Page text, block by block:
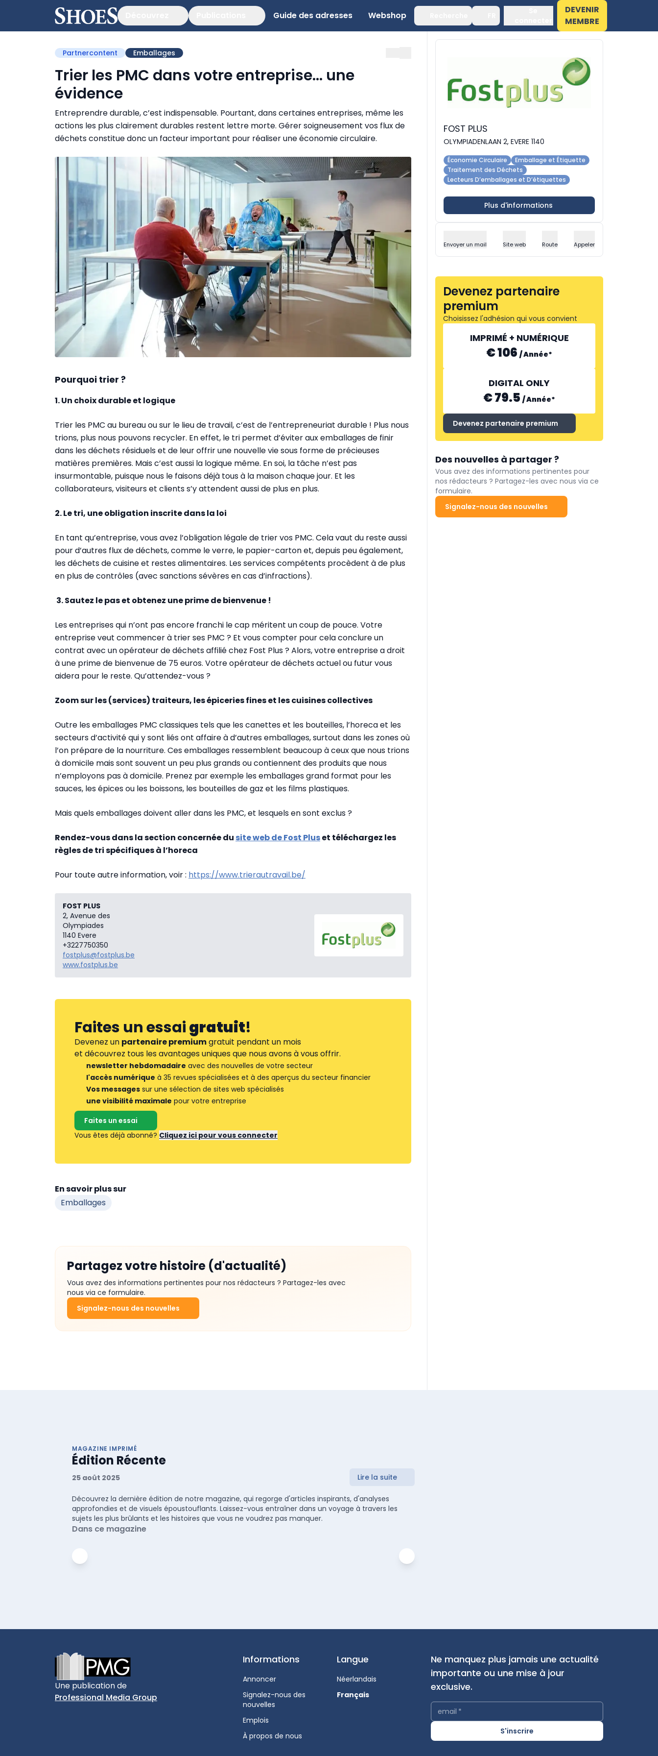
Guide des adresses Webshop
DEVENIR
MEMBRE
Partnercontent Emballages
Trier les PMC dans votre entreprise... une
évidence
Entreprendre durable, c’est indispensable. Pourtant, dans certaines entreprises, même les
actions les plus clairement durables restent lettre morte. Gérer soigneusement vos flux de
déchets constitue donc un facteur important pour réaliser une économie circulaire.
Pourquoi trier ?
1. Un choix durable et logique
Trier les PMC au bureau ou sur le lieu de travail, c’est de l’entrepreneuriat durable ! Plus nous
trions, plus nous pouvons recycler. En effet, le tri permet d’éviter aux emballages de finir
dans les déchets résiduels et de leur offrir une nouvelle vie sous forme de précieuses
matières premières. Mais c’est aussi la logique même. En soi, la tâche n’est pas
insurmontable, puisque nous le faisons déjà tous à la maison chaque jour. Et les
collaborateurs, visiteurs et clients s’y attendent aussi de plus en plus.
2. Le tri, une obligation inscrite dans la loi
En tant qu’entreprise, vous avez l’obligation légale de trier vos PMC. Cela vaut du reste aussi
pour d’autres flux de déchets, comme le verre, le papier-carton et, depuis peu également,
les déchets de cuisine et restes alimentaires. Les services compétents procèdent à de plus
en plus de contrôles (avec sanctions sévères en cas d’infractions).
3. Sautez le pas et obtenez une prime de bienvenue !
Les entreprises qui n’ont pas encore franchi le cap méritent un coup de pouce. Votre
entreprise veut commencer à trier ses PMC ? Et vous compter pour cela conclure un
contrat avec un opérateur de déchets affilié chez Fost Plus ? Alors, votre entreprise a droit
à une prime de bienvenue de 75 euros. Votre opérateur de déchets actuel ou futur vous
aidera pour le reste. Qu’attendez-vous ?
Zoom sur les (services) traiteurs, les épiceries fines et les cuisines collectives
Outre les emballages PMC classiques tels que les canettes et les bouteilles, l’horeca et les
secteurs d’activité qui y sont liés ont affaire à d’autres emballages, surtout dans les zones où
l’on prépare de la nourriture. Ces emballages ressemblent beaucoup à ceux que nous trions
à domicile mais sont souvent un peu plus grands ou contiennent des produits que nous
n’employons pas à domicile. Prenez par exemple les emballages grand format pour les
sauces, les épices ou les boissons, les bouteilles de gaz et les films plastiques.
Mais quels emballages doivent aller dans les PMC, et lesquels en sont exclus ?
Rendez-vous dans la section concernée du site web de Fost Pluset téléchargez les
règles de tri spécifiques à l’horeca
Pour toute autre information, voir : https://www.trierautravail.be/
FOST PLUS
2, Avenue des
Olympiades
1140 Evere
+3227750350
fostplus@fostplus.be
www.fostplus.be
Faites un essaigratuit!
Devenez un partenaire premiumgratuit pendant un mois
et découvrez tous les avantages uniques que nous avons à vous offrir.
newsletter hebdomadaire avec des nouvelles de votre secteur
l'accès numérique à 35 revues spécialisées et à des aperçus du secteur financier
Vos messages sur une sélection de sites web spécialisés
une visibilité maximale pour votre entreprise
Faites un essai
Vous êtes déjà abonné? Cliquez ici pour vous connecter
En savoir plus sur
Emballages
Partagez votre histoire (d'actualité)
Vous avez des informations pertinentes pour nos rédacteurs ? Partagez-les avec
nous via ce formulaire.
Signalez-nous des nouvelles
FOST PLUS
OLYMPIADENLAAN 2, EVERE 1140
Économie Circulaire
Emballage et Étiquette
Traitement des Déchets
Lecteurs D’emballages et D’étiquettes
Plus d'informations
Envoyer un mail Site web Route Appeler
Devenez partenaire
premium
Choisissez l'adhésion qui vous convient
IMPRIMÉ + NUMÉRIQUE
€ 106 /Année*
DIGITAL ONLY
€ 79.5 /Année*
Devenez partenaire premium
Des nouvelles à partager ?
Vous avez des informations pertinentes pour
nos rédacteurs ? Partagez-les avec nous via ce
formulaire.
Signalez-nous des nouvelles
MAGAZINE IMPRIMÉ
Édition Récente
25 août 2025 Lire la suite
Découvrez la dernière édition de notre magazine, qui regorge d'articles inspirants, d'analyses
approfondies et de visuels époustouflants. Laissez-vous entraîner dans un voyage à travers les
sujets les plus brûlants et les histoires que vous ne voudrez pas manquer.
Dans ce magazine
Une publication de
Professional Media Group
Informations
Annoncer
Signalez-nous des
nouvelles
Emplois
À propos de nous
Langue
Néerlandais
Français
Ne manquez plus jamais une actualité
importante ou une mise à jour
exclusive.
email *
S'inscrire